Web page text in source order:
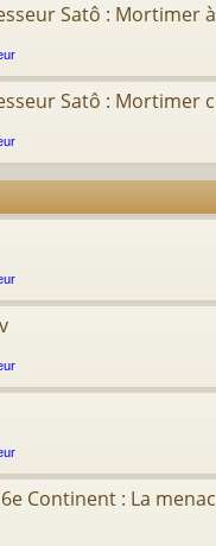
Satô : Mortimer
Satô : Mortimer
Continent : La